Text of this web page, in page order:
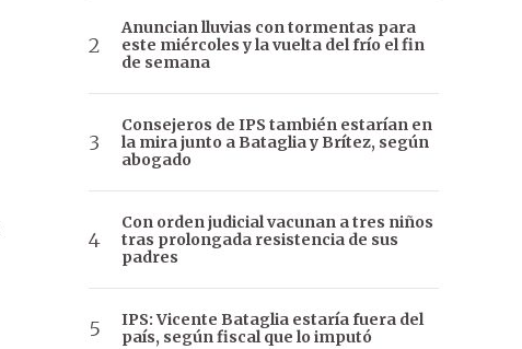
Anuncian lluvias con tormentas para
este miércoles y la vuelta del frío el fin
de semana
Consejeros de IPS también estarían en
la mira junto a Bataglia y Brítez, según
abogado
Con orden judicial vacunan a tres niños
tras prolongada resistencia de sus
padres
IPS: Vicente Bataglia estaría fuera del
país, según fiscal que lo imputó